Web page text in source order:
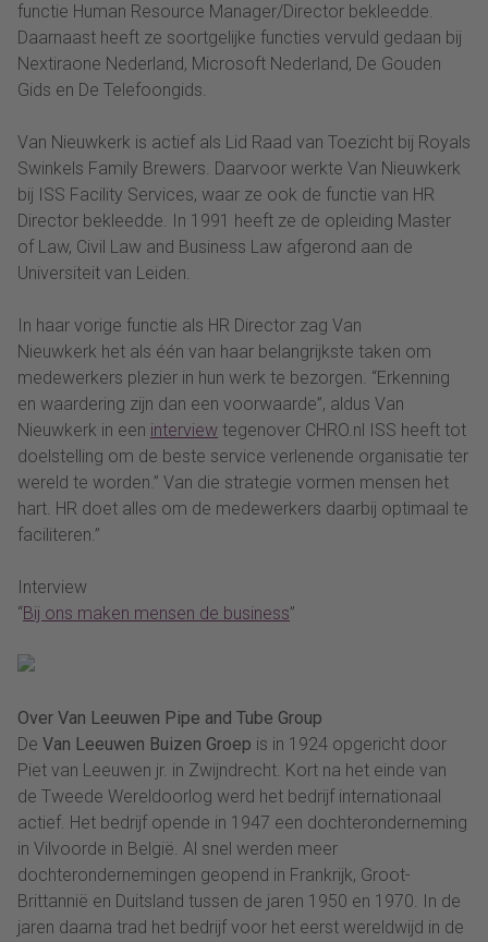
functie Human Resource Manager/Director bekleedde.
Daarnaast heeft ze soortgelijke functies vervuld gedaan bij
Nextiraone Nederland, Microsoft Nederland, De Gouden
Gids en De Telefoongids.
Van Nieuwkerk is actief als Lid Raad van Toezicht bij Royals
Swinkels Family Brewers. Daarvoor werkte Van Nieuwkerk
bij ISS Facility Services, waar ze ook de functie van HR
Director bekleedde. In 1991 heeft ze de opleiding Master
of Law, Civil Law and Business Law afgerond aan de
Universiteit van Leiden.
In haar vorige functie als HR Director zag Van
Nieuwkerk het als één van haar belangrijkste taken om
medewerkers plezier in hun werk te bezorgen. “Erkenning
en waardering zijn dan een voorwaarde”, aldus Van
Nieuwkerk in een interview tegenover CHRO.nl ISS heeft tot
doelstelling om de beste service verlenende organisatie ter
wereld te worden.” Van die strategie vormen mensen het
hart. HR doet alles om de medewerkers daarbij optimaal te
faciliteren.”
Interview
“Bij ons maken mensen de business”
Over Van Leeuwen Pipe and Tube Group
De Van Leeuwen Buizen Groep is in 1924 opgericht door
Piet van Leeuwen jr. in Zwijndrecht. Kort na het einde van
de Tweede Wereldoorlog werd het bedrijf internationaal
actief. Het bedrijf opende in 1947 een dochteronderneming
in Vilvoorde in België. Al snel werden meer
dochterondernemingen geopend in Frankrijk, Groot-
Brittannië en Duitsland tussen de jaren 1950 en 1970. In de
jaren daarna trad het bedrijf voor het eerst wereldwijd in de